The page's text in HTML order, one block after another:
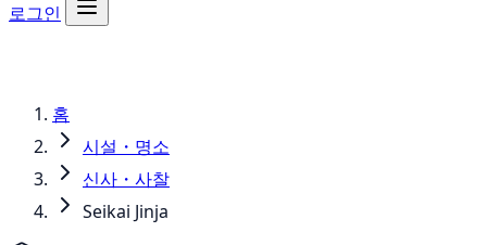
로그인
홈
시설・명소
신사・사찰
Seikai Jinja